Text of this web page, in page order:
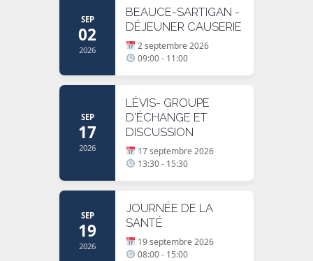
SEP
02
2026
BEAUCE-SARTIGAN -
DÉJEUNER CAUSERIE
2 septembre 2026
09:00 - 11:00
SEP
17
2026
LÉVIS- GROUPE
D'ÉCHANGE ET
DISCUSSION
17 septembre 2026
13:30 - 15:30
SEP
19
2026
JOURNÉE DE LA
SANTÉ
19 septembre 2026
08:00 - 15:00